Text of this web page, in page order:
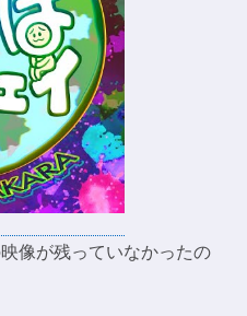
像が残っていなかったの